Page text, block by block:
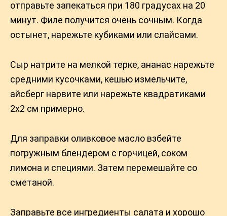
отправьте запекаться при 180 градусах на 20
минут. Филе получится очень сочным. Когда
остынет, нарежьте кубиками или слайсами.
Сыр натрите на мелкой терке, ананас нарежьте
средними кусочками, кешью измельчите,
айсберг нарвите или нарежьте квадратиками
2х2 см примерно.
Для заправки оливковое масло взбейте
погружным блендером с горчицей, соком
лимона и специями. Затем перемешайте со
сметаной.
Заправьте все ингредиенты салата и хорошо